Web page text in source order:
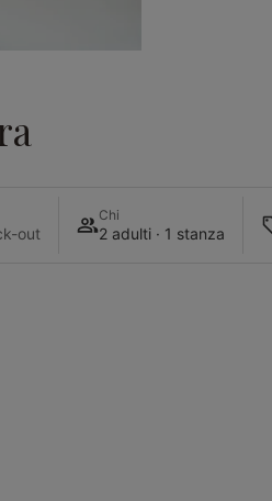
out
Chi
2 adulti · 1 stanza